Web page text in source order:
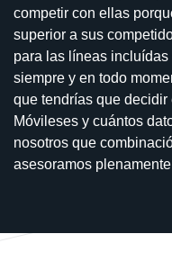
competir con ellas
superior a sus
para las líneas
siempre y en todo
que tendrías que
Móvileses y cuántos
nosotros que
asesoramos